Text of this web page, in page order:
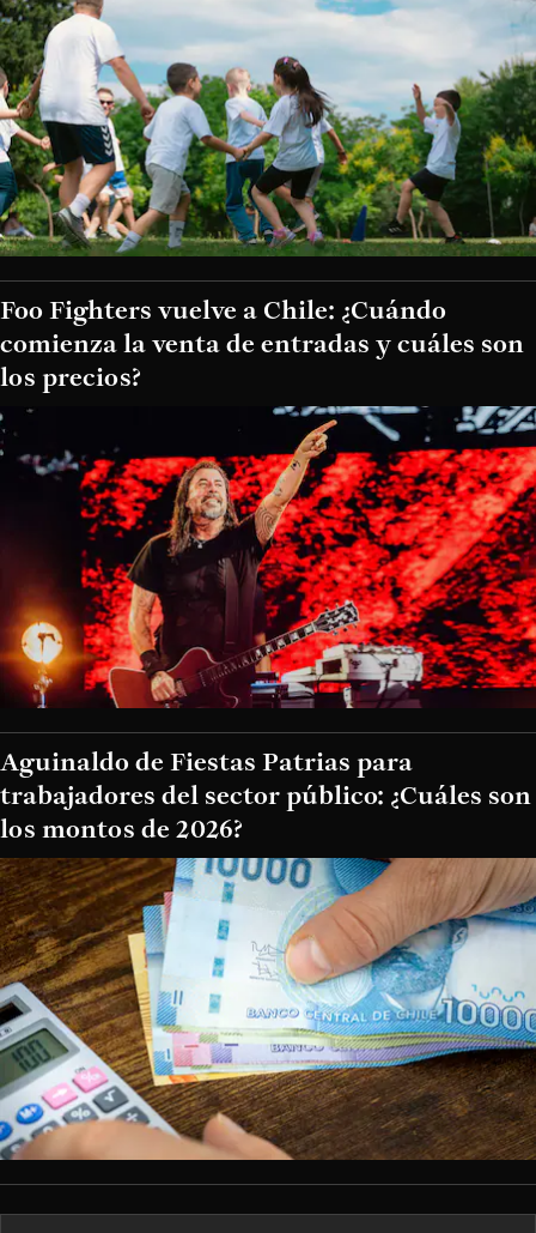
Foo Fighters vuelve a Chile: ¿Cuándo
comienza la venta de entradas y cuáles son
los precios?
Aguinaldo de Fiestas Patrias para
trabajadores del sector público: ¿Cuáles son
los montos de 2026?